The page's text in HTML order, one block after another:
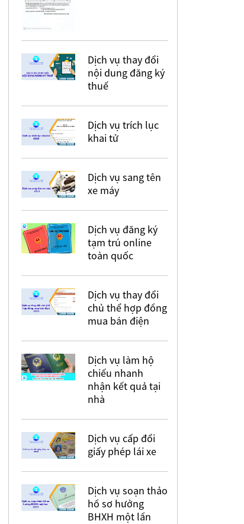
Dịch vụ thay đổi
nội dung đăng ký
thuế
Dịch vụ trích lục
khai tử
Dịch vụ sang tên
xe máy
Dịch vụ đăng ký
tạm trú online
toàn quốc
Dịch vụ thay đổi
chủ thể hợp đồng
mua bán điện
Dịch vụ làm hộ
chiếu nhanh
nhận kết quả tại
nhà
Dịch vụ cấp đổi
giấy phép lái xe
Dịch vụ soạn thảo
hồ sơ hưởng
BHXH một lần